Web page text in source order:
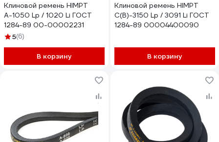
Клиновой ремень HIMPT
А-1050 Lp / 1020 Li ГОСТ
1284-89 00-00002231
5(6)
В корзину
Клиновой ремень HIMPT
С(В)-3150 Lp / 3091 Li ГОСТ
1284-89 00004400090
В корзину